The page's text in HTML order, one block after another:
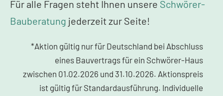
Für alle Fragen steht Ihnen unsere Schwörer-
Bauberatung jederzeit zur Seite!
*Aktion gültig nur für Deutschland bei Abschluss
eines Bauvertrags für ein Schwörer-Haus
zwischen 01.02.2026 und 31.10.2026. Aktionspreis
ist gültig für Standardausführung. Individuelle